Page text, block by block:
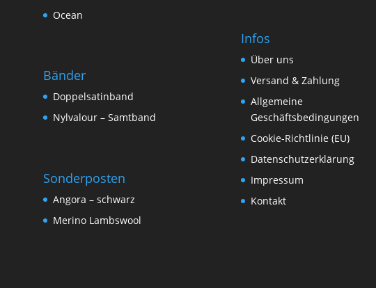
Ocean
Bänder
Doppelsatinband
Nylvalour – Samtband
Sonderposten
Angora – schwarz
Merino Lambswool
Infos
Über uns
Versand & Zahlung
Allgemeine
Geschäftsbedingungen
Cookie-Richtlinie (EU)
Datenschutzerklärung
Impressum
Kontakt